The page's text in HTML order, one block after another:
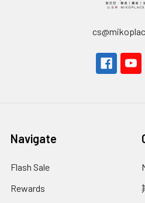
Navigate
Flash Sale
Rewards